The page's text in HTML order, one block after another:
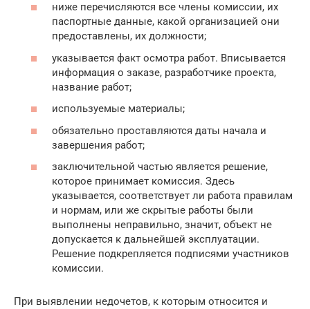
ниже перечисляются все члены комиссии, их
паспортные данные, какой организацией они
предоставлены, их должности;
указывается факт осмотра работ. Вписывается
информация о заказе, разработчике проекта,
название работ;
используемые материалы;
обязательно проставляются даты начала и
завершения работ;
заключительной частью является решение,
которое принимает комиссия. Здесь
указывается, соответствует ли работа правилам
и нормам, или же скрытые работы были
выполнены неправильно, значит, объект не
допускается к дальнейшей эксплуатации.
Решение подкрепляется подписями участников
комиссии.
При выявлении недочетов, к которым относится и